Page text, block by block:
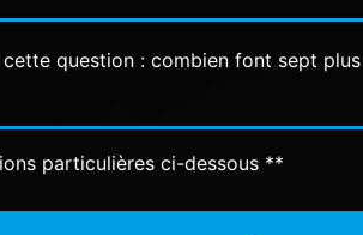
question : combien font sept
particulières ci-dessous **